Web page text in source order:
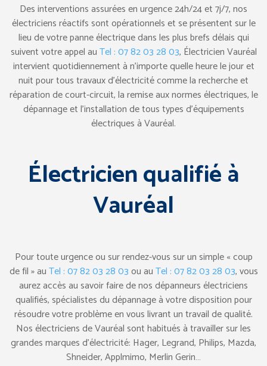
Des interventions assurées en urgence 24h/24 et 7j/7, nos
électriciens réactifs sont opérationnels et se présentent sur le
lieu de votre panne électrique dans les plus brefs délais qui
suivent votre appel auTel : 07 82 03 28 03, Électricien Vauréal
intervient quotidiennement à n’importe quelle heure le jour et
nuit pour tous travaux d’électricité comme la recherche et
réparation de court-circuit, la remise aux normes électriques, le
dépannage et l’installation de tous types d’équipements
électriques à Vauréal.
Électricien qualifié à
Vauréal
Pour toute urgence ou sur rendez-vous sur un simple « coup
de fil » auTel : 07 82 03 28 03ou auTel : 07 82 03 28 03, vous
aurez accès au savoir faire de nos dépanneurs électriciens
qualifiés, spécialistes du dépannage à votre disposition pour
résoudre votre problème en vous livrant un travail de qualité.
Nos électriciens de Vauréal sont habitués à travailler sur les
grandes marques d’électricité: Hager, Legrand, Philips, Mazda,
Shneider, Applmimo, Merlin Gerin…